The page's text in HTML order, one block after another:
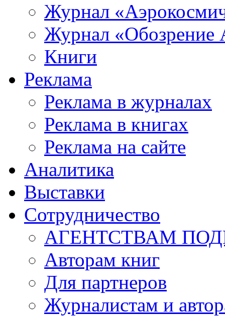
Журнал
Журнал «Обозрение
Книги
Реклама
Реклама в журналах
Реклама в книгах
Реклама на сайте
Аналитика
Выставки
Сотрудничество
АГЕНТСТВАМ
Авторам книг
Для партнеров
Журналистам и